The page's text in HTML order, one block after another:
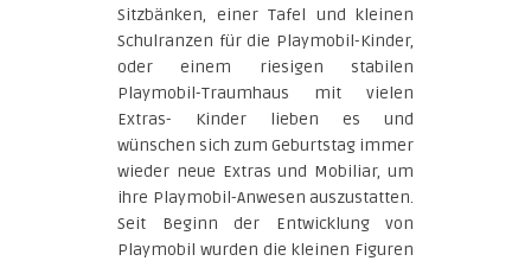
Sitzbänken, einer Tafel und kleinen
Schulranzen für die Playmobil-Kinder,
oder einem riesigen stabilen
Playmobil-Traumhaus mit vielen
Extras- Kinder lieben es und
wünschen sich zum Geburtstag immer
wieder neue Extras und Mobiliar, um
ihre Playmobil-Anwesen auszustatten.
Seit Beginn der Entwicklung von
Playmobil wurden die kleinen Figuren